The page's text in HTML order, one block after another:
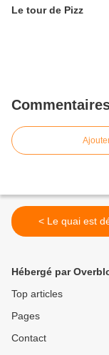
Le tour de Pizz
< Le quai est
Hébergé par
Top articles
Pages
Contact